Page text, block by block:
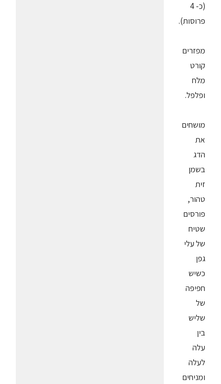
(כ- 4
פרוסות).
מפזרים
קורט
מלח
ופלפל.
מושחים
את
הדג
בשמן
זית
טהור,
פורסים
שטיח
של עלי
גפן
כשיש
חפיפה
של
שליש
בין
עלה
לעלה
ומניחים